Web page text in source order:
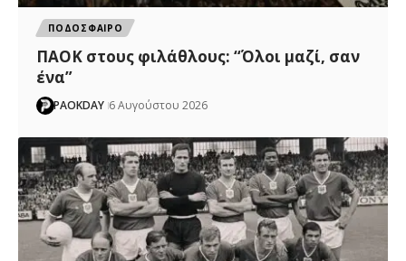
ΠΟΔΟΣΦΑΙΡΟ
ΠΑΟΚ στους φιλάθλους: “Όλοι μαζί, σαν
ένα”
PAOKDAY 6 Αυγούστου 2026